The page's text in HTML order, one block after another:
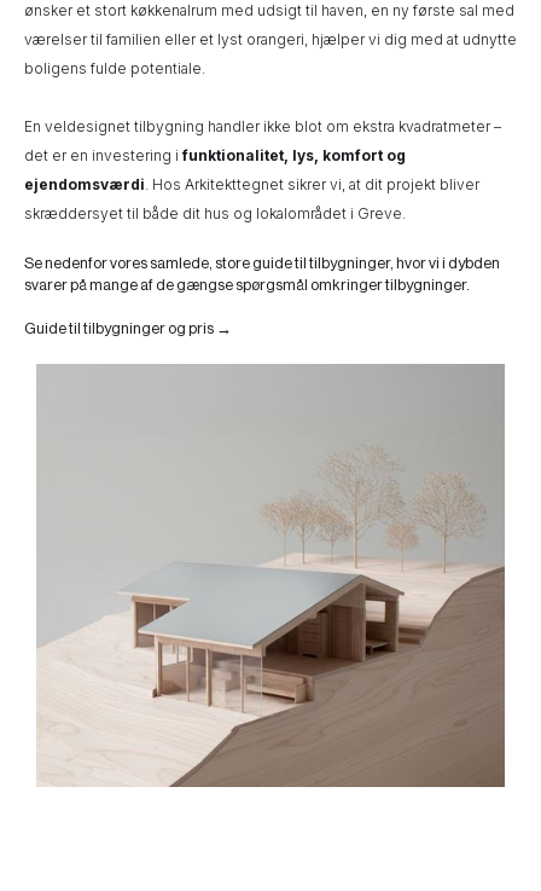
ønsker et stort køkkenalrum med udsigt til haven, en ny første sal med
værelser til familien eller et lyst orangeri, hjælper vi dig med at udnytte
boligens fulde potentiale.
En veldesignet tilbygning handler ikke blot om ekstra kvadratmeter –
det er en investering ifunktionalitet, lys, komfort og
ejendomsværdi. Hos Arkitekttegnet sikrer vi, at dit projekt bliver
skræddersyet til både dit hus og lokalområdet i Greve.
Se nedenfor vores samlede, store guide til tilbygninger, hvor vi i dybden
svarer på mange af de gængse spørgsmål omkringer tilbygninger.
Guide til tilbygninger og pris →